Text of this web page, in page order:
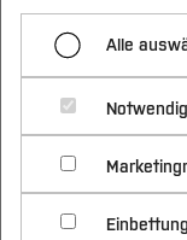
Studium
Vor dem
Bewerben
Im Studium
Nach dem
Profil
Beratung
Team
Forschung
BIM
Alle